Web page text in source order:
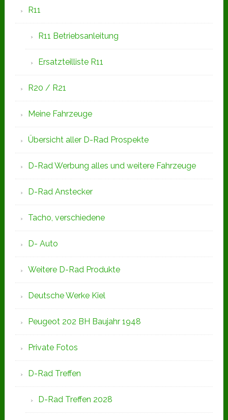
R11
R11 Betriebsanleitung
Ersatzteilliste R11
R20 / R21
Meine Fahrzeuge
Übersicht aller D-Rad Prospekte
D-Rad Werbung alles und weitere Fahrzeuge
D-Rad Anstecker
Tacho, verschiedene
D- Auto
Weitere D-Rad Produkte
Deutsche Werke Kiel
Peugeot 202 BH Baujahr 1948
Private Fotos
D-Rad Treffen
D-Rad Treffen 2028